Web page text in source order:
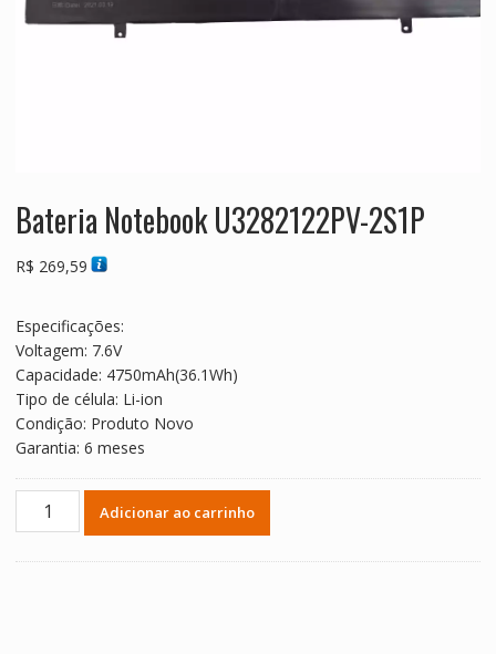
Bateria Notebook U3282122PV-2S1P
R$ 269,59
Especificações:
Voltagem: 7.6V
Capacidade: 4750mAh(36.1Wh)
Tipo de célula: Li-ion
Condição: Produto Novo
Garantia: 6 meses
Bateria
Notebook
Adicionar ao carrinho